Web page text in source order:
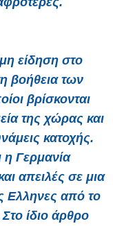
είδηση στο
βοήθεια των
βρίσκονται
της χώρας και
κατοχής.
η Γερμανία
απειλές σε μια
Ελληνες από το
ίδιο άρθρο